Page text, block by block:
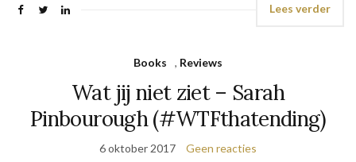
Lees verder
Books , Reviews
Wat jij niet ziet – Sarah
Pinbourough (#WTFthatending)
6 oktober 2017 Geen reacties